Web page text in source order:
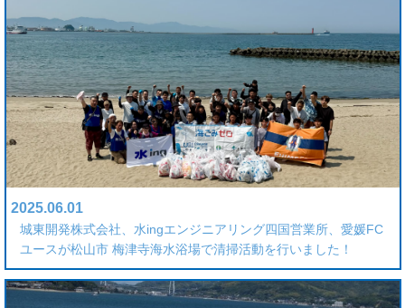
2025.06.01
城東開発株式会社、水ingエンジニアリング四国営業所、愛媛FC
ユースが松山市 梅津寺海水浴場で清掃活動を行いました！